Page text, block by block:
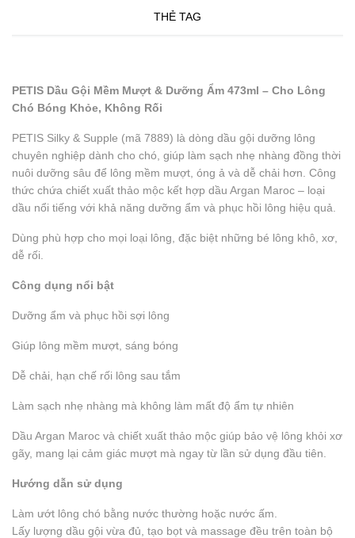
THẺ TAG
PETIS Dầu Gội Mềm Mượt & Dưỡng Ẩm 473ml – Cho Lông
Chó Bóng Khỏe, Không Rối
PETIS Silky & Supple (mã 7889) là dòng dầu gội dưỡng lông
chuyên nghiệp dành cho chó, giúp làm sạch nhẹ nhàng đồng thời
nuôi dưỡng sâu để lông mềm mượt, óng ả và dễ chải hơn. Công
thức chứa chiết xuất thảo mộc kết hợp dầu Argan Maroc – loại
dầu nổi tiếng với khả năng dưỡng ẩm và phục hồi lông hiệu quả.
Dùng phù hợp cho mọi loại lông, đặc biệt những bé lông khô, xơ,
dễ rối.
Công dụng nổi bật
Dưỡng ẩm và phục hồi sợi lông
Giúp lông mềm mượt, sáng bóng
Dễ chải, hạn chế rối lông sau tắm
Làm sạch nhẹ nhàng mà không làm mất độ ẩm tự nhiên
Dầu Argan Maroc và chiết xuất thảo mộc giúp bảo vệ lông khỏi xơ
gãy, mang lại cảm giác mượt mà ngay từ lần sử dụng đầu tiên.
Hướng dẫn sử dụng
Làm ướt lông chó bằng nước thường hoặc nước ấm.
Lấy lượng dầu gội vừa đủ, tạo bọt và massage đều trên toàn bộ